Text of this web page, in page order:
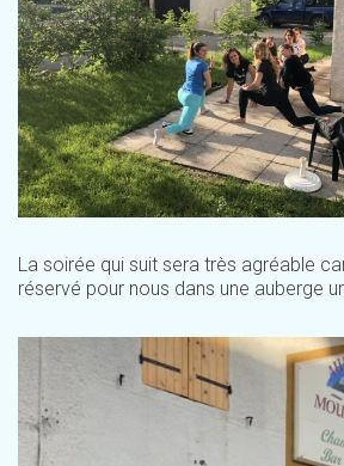
La soirée qui suit sera très agréable
réservé pour nous dans une auberge